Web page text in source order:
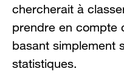
chercherait à
prendre en compte
basant simplement
statistiques.